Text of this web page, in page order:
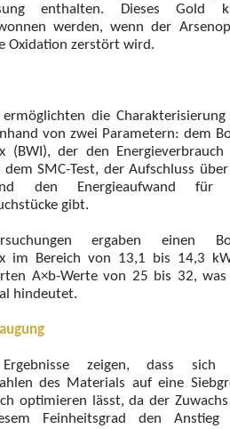
enthalten. Dieses Gold
werden, wenn der
Oxidation zerstört wird.
ermöglichten die Charakterisierung
von zwei Parametern: dem
(BWI), der den Energieverbrauch
SMC-Test, der Aufschluss
und den Energieaufwand für
gibt.
ergaben einen
im Bereich von 13,1 bis 14,3
A×b-Werte von 25 bis 32,
hindeutet.
zeigen, dass sich
des Materials auf eine
optimieren lässt, da der
Feinheitsgrad den Anstieg